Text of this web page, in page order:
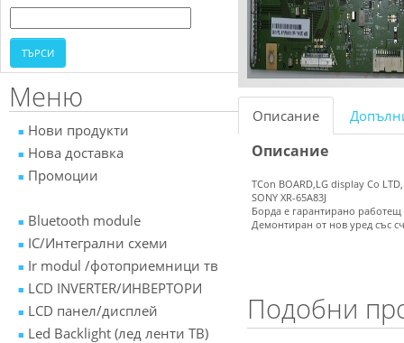
Меню
Нови продукти
Нова доставка
Промоции
Bluetooth module
IC/Интегрални схеми
Ir modul /фотоприемници тв
LCD INVERTER/ИНВЕРТОРИ
LCD панел/дисплей
Led Backlight (лед ленти ТВ)
Описание
Описание
TCon BOARD,LG display Co
SONY XR-65A83J
Борда е гарантирано работещ
Демонтиран от нов уред със
Подобни